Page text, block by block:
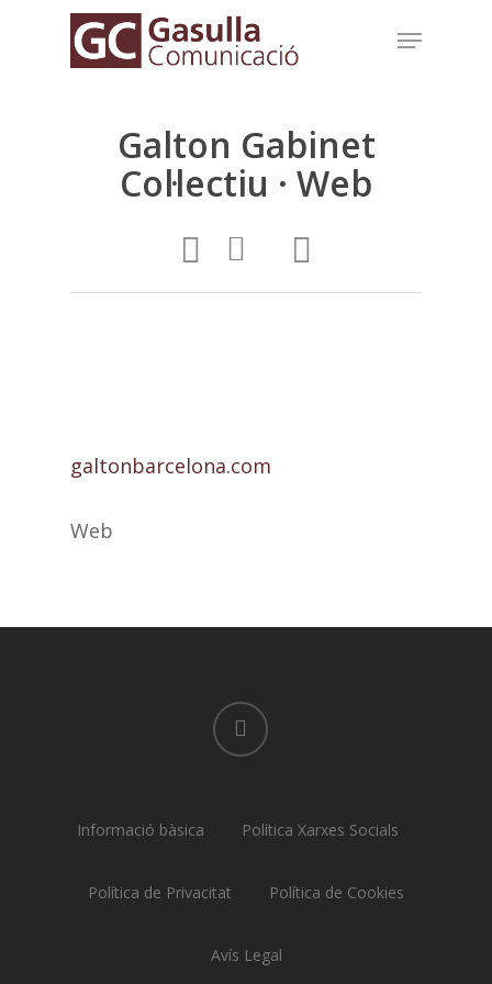
Menu
Galton Gabinet
Col·lectiu · Web
galtonbarcelona.com
Web
linkedin
Informació bàsica Política Xarxes Socials
Política de Privacitat Política de Cookies
Avís Legal